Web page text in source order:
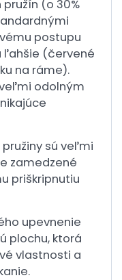
(o 30%
postupu
ľahšie (červené
na ráme).
odolným
sú veľmi
zamedzené
priškripnutiu
upevnenie
plochu, ktorá
vlastnosti a